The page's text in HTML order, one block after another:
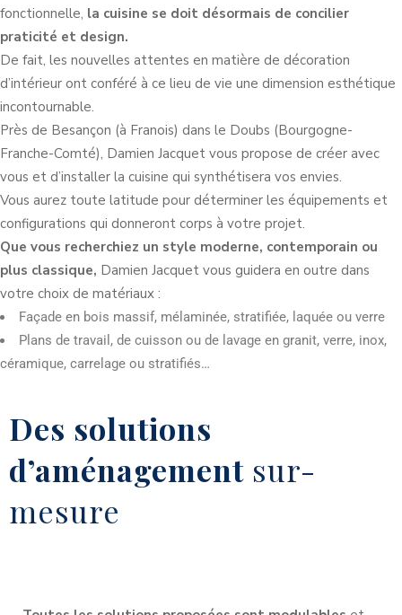
fonctionnelle, la cuisine se doit désormais de concilier
praticité et design.
De fait, les nouvelles attentes en matière de décoration
d’intérieur ont conféré à ce lieu de vie une dimension esthétique
incontournable.
Près de Besançon (à Franois) dans le Doubs (Bourgogne-
Franche-Comté), Damien Jacquet vous propose de créer avec
vous et d’installer la cuisine qui synthétisera vos envies.
Vous aurez toute latitude pour déterminer les équipements et
configurations qui donneront corps à votre projet.
Que vous recherchiez un style moderne, contemporain ou
plus classique, Damien Jacquet vous guidera en outre dans
votre choix de matériaux :
Façade en bois massif, mélaminée, stratifiée, laquée ou verre
Plans de travail, de cuisson ou de lavage en granit, verre, inox,
céramique, carrelage ou stratifiés…
Des solutions
d’aménagement sur-
mesure